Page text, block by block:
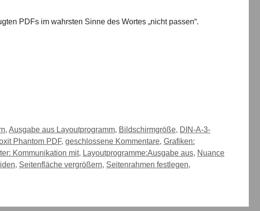
PDFs im wahrsten Sinne des Wortes „nicht passen“.
, Ausgabe aus Layoutprogramm, Bildschirmgröße, DIN-A-3-
Phantom PDF, geschlossene Kommentare, Grafiken:
Kommunikation mit, Layoutprogramme:Ausgabe aus, Nuance
, Seitenfläche vergrößern, Seitenrahmen festlegen,